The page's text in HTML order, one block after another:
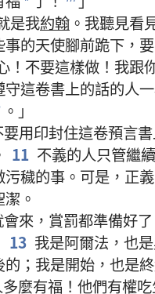
是我約翰 。 我聽見看
事的天使腳前跪下 ， 要
！ 不要這樣做 ！ 我跟
守這卷書上的話的人
。」
要用印封住這卷預言書
11 不義的人只管繼續
污穢的事 。 可是 ， 正義
潔 。
會來 ， 賞罰都準備好了
13 我是阿爾法 ， 也是
的 ； 我是開始 ， 也是
多麼有福 ！ 他們有權吃